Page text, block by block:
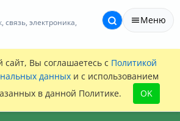
связь, электроника,
Меню
Вы соглашаетесь с Политикой
данных и с использованием
в данной Политике.
OK